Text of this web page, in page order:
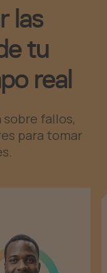
las
tu
real
fallos,
para tomar